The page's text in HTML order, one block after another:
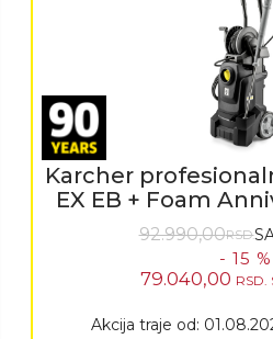
Karcher
EX EB + Foam
92.990,00RSD.
- 15 %
79.040,00 RSD.
Akcija traje od: